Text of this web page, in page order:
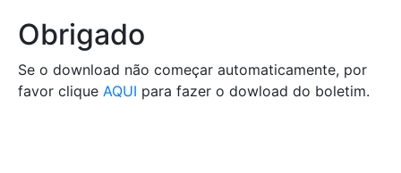
Obrigado
Se o download não começar automaticamente, por
favor clique AQUI para fazer o dowload do boletim.